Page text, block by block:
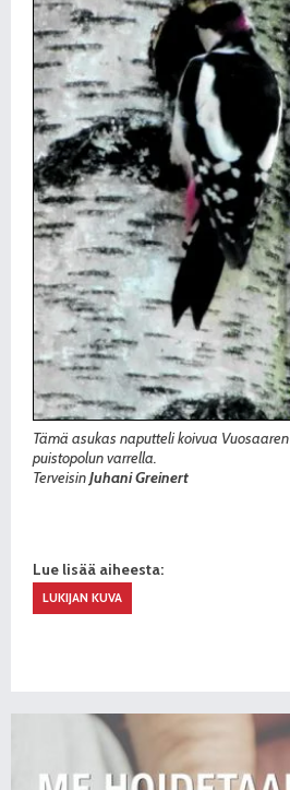
Tämä asukas naputteli koivua Vuosaaren
puistopolun varrella.
TerveisinJuhani Greinert
Lue lisää aiheesta:
LUKIJAN KUVA